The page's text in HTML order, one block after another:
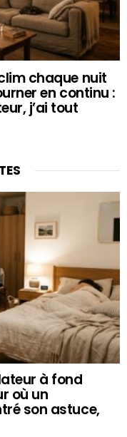
chaque nuit
en continu :
j’ai tout
à fond
où un
son astuce,